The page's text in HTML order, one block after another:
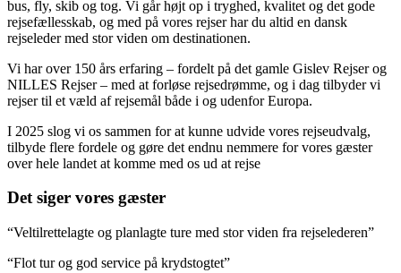
bus, fly, skib og tog. Vi går højt op i tryghed, kvalitet og det gode
rejsefællesskab, og med på vores rejser har du altid en dansk
rejseleder med stor viden om destinationen.
Vi har over 150 års erfaring – fordelt på det gamle Gislev Rejser og
NILLES Rejser – med at forløse rejsedrømme, og i dag tilbyder vi
rejser til et væld af rejsemål både i og udenfor Europa.
I 2025 slog vi os sammen for at kunne udvide vores rejseudvalg,
tilbyde flere fordele og gøre det endnu nemmere for vores gæster
over hele landet at komme med os ud at rejse
Det siger vores gæster
“Veltilrettelagte og planlagte ture med stor viden fra rejselederen”
“Flot tur og god service på krydstogtet”